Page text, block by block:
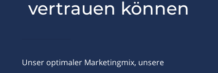
vertrauen können
Unser optimaler Marketingmix, unsere